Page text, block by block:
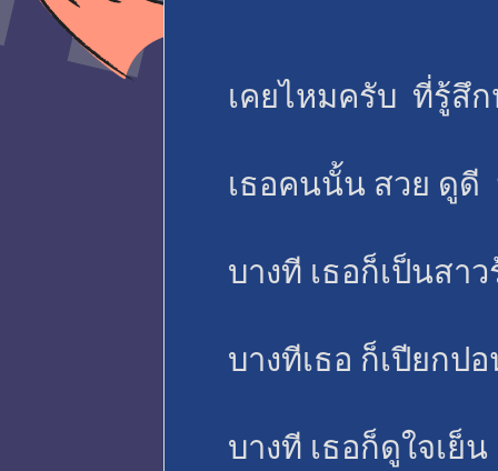
เคยไหมครับ ที่รู้สึ
เธอคนนั้น สวย ดู
บางที เธอก็เป็นสา
บางทีเธอ ก็เปียกป
บางที เธอก็ดูใจเย็